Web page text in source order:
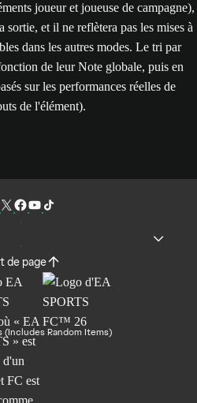
joueur et joueuse de campagne),
sortie, et il ne reflètera pas les mises à
dans les autres modes. Le tri par
de leur Note globale, puis en
sur les performances réelles de
de l'élément).
de page
(Includes Random Items)